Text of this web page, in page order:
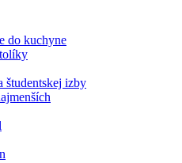
do kuchyne
študentskej izby